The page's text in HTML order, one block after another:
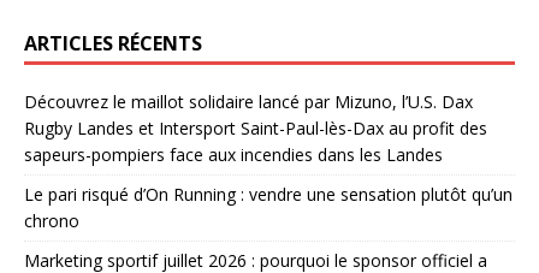
ARTICLES RÉCENTS
Découvrez le maillot solidaire lancé par Mizuno, l’U.S. Dax
Rugby Landes et Intersport Saint-Paul-lès-Dax au profit des
sapeurs-pompiers face aux incendies dans les Landes
Le pari risqué d’On Running : vendre une sensation plutôt qu’un
chrono
Marketing sportif juillet 2026 : pourquoi le sponsor officiel a